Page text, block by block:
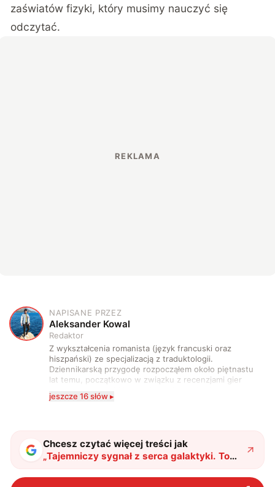
zaświatów fizyki, który musimy nauczyć się
odczytać.
A
NAPISANE PRZEZ
Aleksander Kowal
Redaktor
Z wykształcenia romanista (język francuski oraz
hiszpański) ze specjalizacją z traduktologii.
Dziennikarską przygodę rozpocząłem około piętnastu
lat temu, początkowo w związku z recenzjami gier
komputerowych i filmów. Obecnie publikuję
zdecydowanie częściej na tematy związane z nauką
także uprawiać oraz oglądać sport.
jeszcze 16 słów ▸
Chcesz czytać więcej treści jak
„Tajemniczy sygnał z serca galaktyki. To
wyzwanie dla teorii Einsteina"?